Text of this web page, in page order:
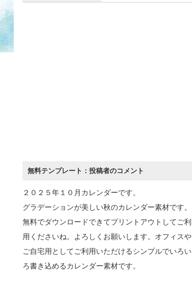
無料テンプレート：投稿者のコメント
２０２５年１０月カレンダーです。
グラデーションが美しい秋のカレンダー素材です。
無料でダウンロードできてプリントアウトしてご利
用くださいね。よろしくお願いします。オフィスや
ご自宅用としてご利用いただけるシンプルでいろい
ろ書き込めるカレンダー素材です。